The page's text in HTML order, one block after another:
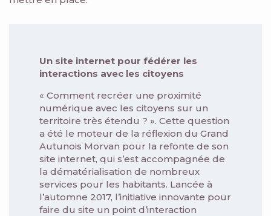
Un site internet pour fédérer les
interactions avec les citoyens
« Comment recréer une proximité
numérique avec les citoyens sur un
territoire très étendu ? ». Cette question
a été le moteur de la réflexion du Grand
Autunois Morvan pour la refonte de son
site internet, qui s’est accompagnée de
la dématérialisation de nombreux
services pour les habitants. Lancée à
l’automne 2017, l’initiative innovante pour
faire du site un point d’interaction